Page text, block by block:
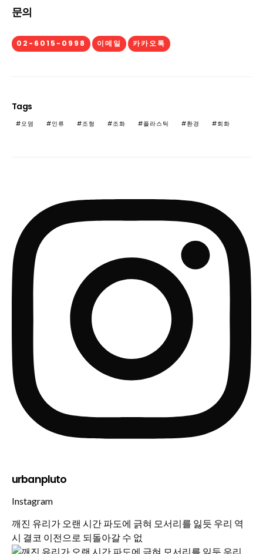
문의
02-6015-0998 이메일 카카오톡
Tags
오염 인류 조형 조화 플라스틱 환경 회화
urbanpluto
Instagram
깨진 유리가 오랜 시간 파도에 긁혀 모서리를 잃듯 우리 역
시 결코 이전으로 되돌아갈 수 없